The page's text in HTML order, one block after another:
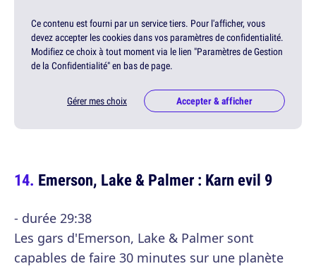
Ce contenu est fourni par un service tiers. Pour l'afficher, vous
devez accepter les cookies dans vos paramètres de confidentialité.
Modifiez ce choix à tout moment via le lien "Paramètres de Gestion
de la Confidentialité" en bas de page.
Gérer mes choix Accepter & afficher
Emerson, Lake & Palmer : Karn evil 9
- durée 29:38
Les gars d'Emerson, Lake & Palmer sont
capables de faire 30 minutes sur une planète